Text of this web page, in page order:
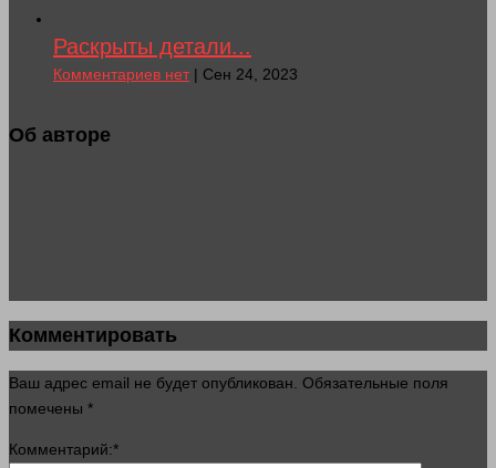
Раскрыты детали...
Комментариев нет| Сен 24, 2023
Об авторе
Комментировать
Ваш адрес email не будет опубликован. Обязательные поля
помечены *
Комментарий:*